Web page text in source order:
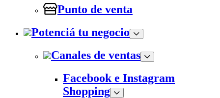
Punto de venta
Potenciá tu negocio
Canales de ventas
Facebook e Instagram
Shopping